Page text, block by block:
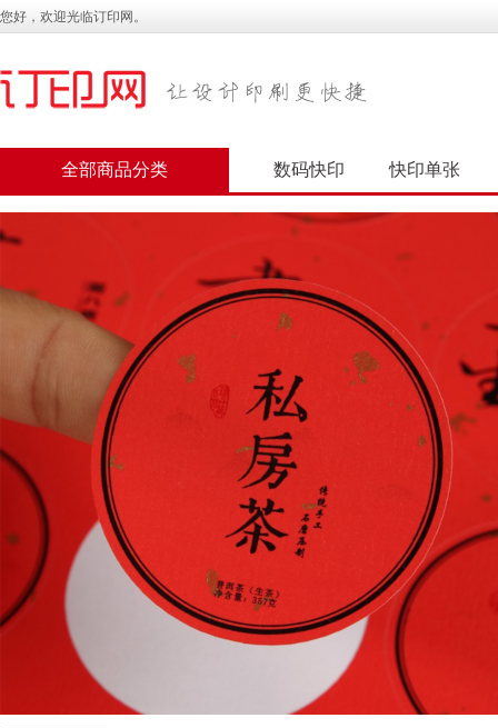
您好，欢迎光临订印网。
全部商品分类 数码快印 快印单张